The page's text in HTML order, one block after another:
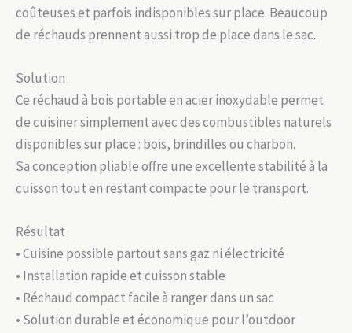
coûteuses et parfois indisponibles sur place. Beaucoup
de réchauds prennent aussi trop de place dans le sac.
Solution
Ce réchaud à bois portable en acier inoxydable permet
de cuisiner simplement avec des combustibles naturels
disponibles sur place : bois, brindilles ou charbon.
Sa conception pliable offre une excellente stabilité à la
cuisson tout en restant compacte pour le transport.
Résultat
• Cuisine possible partout sans gaz ni électricité
• Installation rapide et cuisson stable
• Réchaud compact facile à ranger dans un sac
• Solution durable et économique pour l’outdoor